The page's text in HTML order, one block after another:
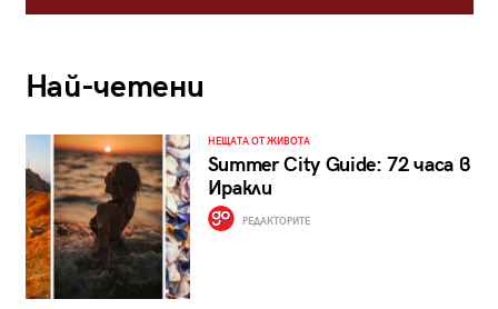
Най-четени
НЕЩАТА ОТ ЖИВОТА
Summer City Guide: 72 часа в
Иракли
РЕДАКТОРИТЕ